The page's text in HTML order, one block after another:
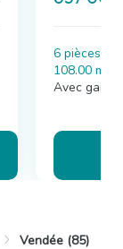
6 pièces , 4
108.00 m²
Avec
Vendée (85)